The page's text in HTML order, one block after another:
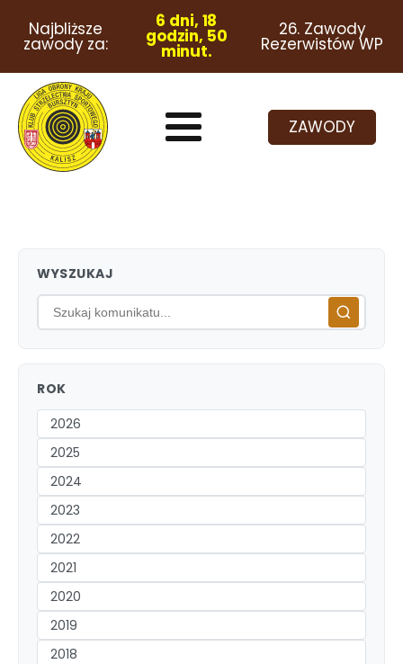
Najbliższe
zawody za:
6 dni, 18
godzin, 50
minut.
26. Zawody
Rezerwistów WP
ZAWODY
WYSZUKAJ
ROK
2026
2025
2024
2023
2022
2021
2020
2019
2018